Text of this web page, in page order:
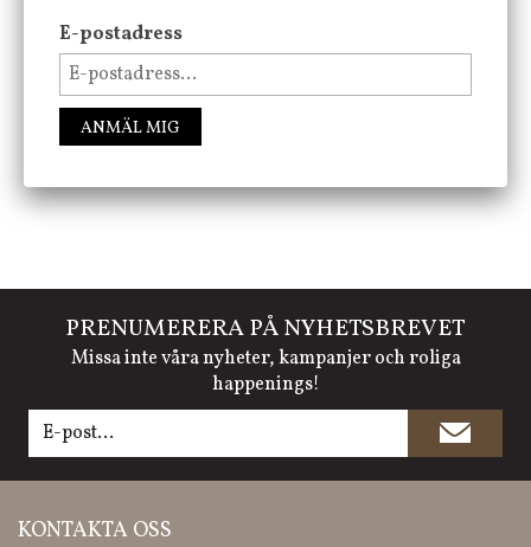
FÖLJ OSS PÅ INSTAGRAM @JBHOME
PRENUMERERA PÅ NYHETSBREVET
Missa inte våra nyheter, kampanjer och roliga
happenings!
KONTAKTA OSS
E-postadress
ANMÄL MIG